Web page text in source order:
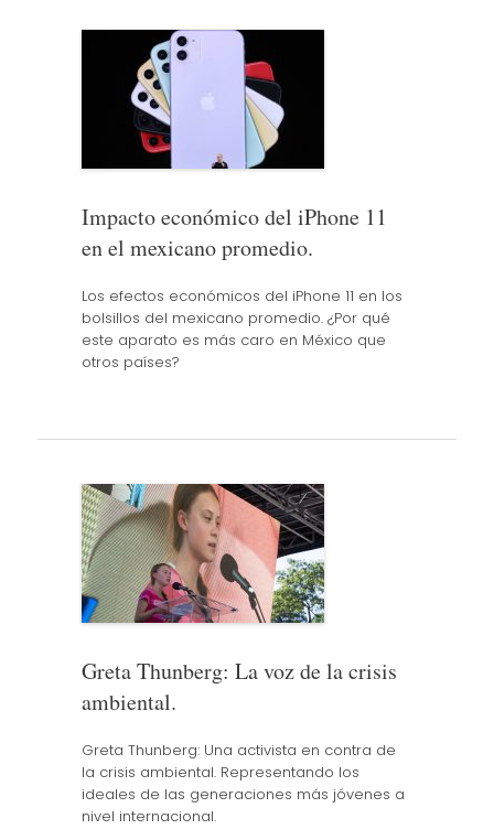
Impacto económico del iPhone 11
en el mexicano promedio.
Los efectos económicos del iPhone 11 en los
bolsillos del mexicano promedio. ¿Por qué
este aparato es más caro en México que
otros países?
Greta Thunberg: La voz de la crisis
ambiental.
Greta Thunberg: Una activista en contra de
la crisis ambiental. Representando los
ideales de las generaciones más jóvenes a
nivel internacional.